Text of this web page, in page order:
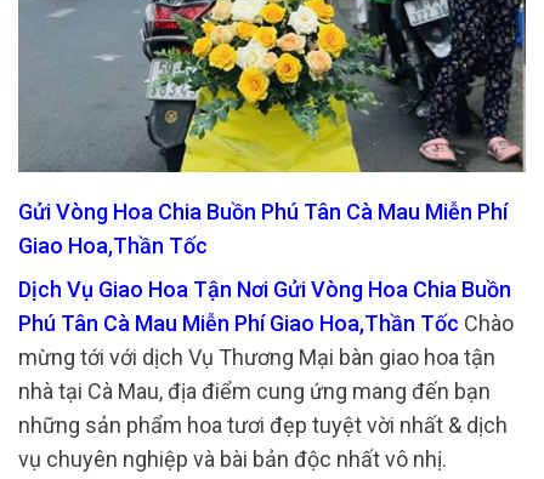
Gửi Vòng Hoa Chia Buồn Phú Tân Cà Mau Miễn Phí
Giao Hoa,Thần Tốc
Dịch Vụ Giao Hoa Tận Nơi Gửi Vòng Hoa Chia Buồn
Phú Tân Cà Mau Miễn Phí Giao Hoa,Thần Tốc Chào
mừng tới với dịch Vụ Thương Mại bàn giao hoa tận
nhà tại Cà Mau, địa điểm cung ứng mang đến bạn
những sản phẩm hoa tươi đẹp tuyệt vời nhất & dịch
vụ chuyên nghiệp và bài bản độc nhất vô nhị.